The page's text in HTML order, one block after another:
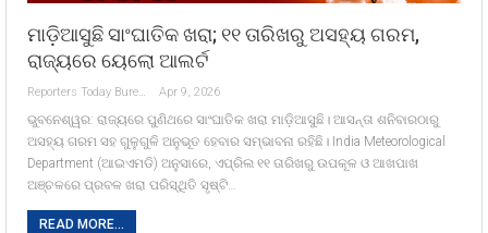
ମାଡ଼ିଆସୁଛି ସାଂଘାତିକ ଖରା; ୧୧ ତାରିଖରୁ ଅସହ୍ୟ ଗରମ,
ରାଜ୍ୟରେ ୟେଲୋ ଆଲର୍ଟ
Reporters Today Bureau Apr 9, 2026
ଭୁବନେଶ୍ୱର: ରାଜ୍ୟରେ ପୁଣିଥରେ ସାଂଘାତିକ ଖରା ମାଡ଼ିଆସୁଛି। ଆସନ୍ତା ଶନିବାରଠାରୁ
ଅସହ୍ୟ ଗରମ ସହ ଗୁଳୁଗୁଳି ଅନୁଭୂତ ହେବାର ସମ୍ଭାବନା ରହିଛି। India Meteorological
Department (ଆଇଏମଡି) ଅନୁସାରେ, ଏପ୍ରିଲ ୧୧ ତାରିଖରୁ ଉପକୂଳ ଓ ଆଖପାଖ
ଅଞ୍ଚଳରେ ପ୍ରବଳ ଖରା ପରିସ୍ଥିତି ସୃଷ୍ଟି…
READ MORE...